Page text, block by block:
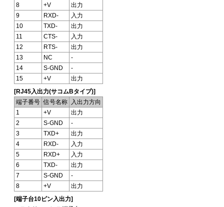
8 +V
出力
9
RXD-
入力
10
TXD-
出力
11
CTS-
入力
12
RTS-
出力
13
NC
-
14
S-GND
-
15
+V
出力
[RJ45入出力(サコムBタイプ)]
端子番号 信号名称
入出力方向
1
+V
出力
2
S-GND
-
3
TXD+
出力
4
RXD-
入力
5
RXD+
入力
6
TXD-
出力
7
S-GND
-
8
+V
出力
[端子台10ピン入出力]